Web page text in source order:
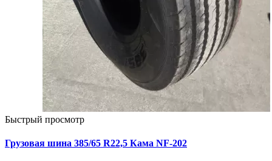
Быстрый просмотр
Грузовая шина 385/65 R22,5 Кама NF-202